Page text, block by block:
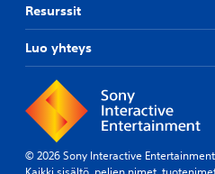
Resurssit
Luo yhteys
© 2026 Sony Interactive Entertainment